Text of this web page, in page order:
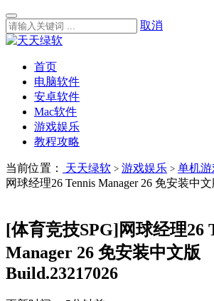
取消
首页
电脑软件
安卓软件
Mac软件
游戏娱乐
教程攻略
当前位置： 天天绿软 > 游戏娱乐 > 单机游
网球经理26 Tennis Manager 26 免安装中
[体育竞技SPG]网球经理26
Manager 26 免安装中文版
Build.23217026